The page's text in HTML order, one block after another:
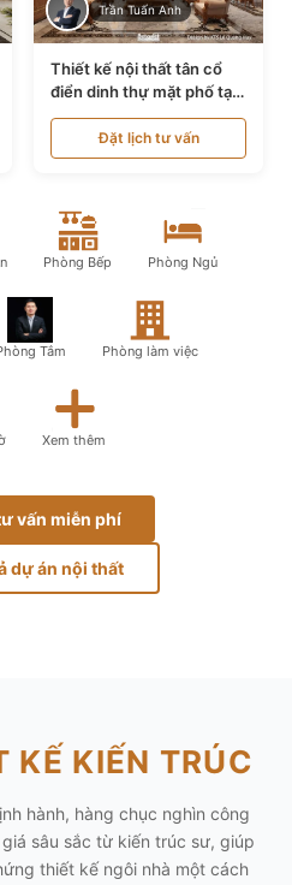
Trần Tuấn Anh
Thiết kế nội thất tân cổ
điển dinh thự mặt phố tại
Quảng Ninh NT24531
Đặt lịch tư vấn
Phòng Bếp Phòng Ngủ
Tắm Phòng làm việc
Xem thêm
vấn miễn phí
dự án nội thất
KẾ KIẾN TRÚC
hành, hàng chục nghìn công
sâu sắc từ kiến trúc sư, giúp
thiết kế ngôi nhà một cách